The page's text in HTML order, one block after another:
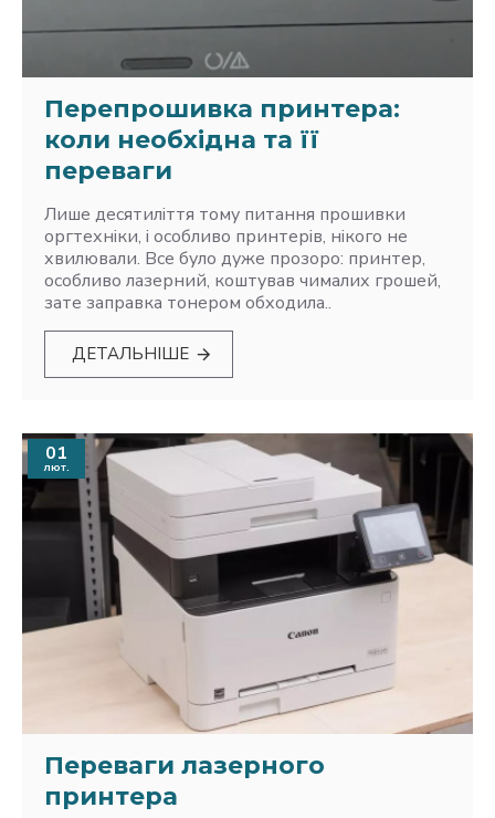
Перепрошивка принтера:
коли необхідна та її
переваги
Лише десятиліття тому питання прошивки
оргтехніки, і особливо принтерів, нікого не
хвилювали. Все було дуже прозоро: принтер,
особливо лазерний, коштував чималих грошей,
зате заправка тонером обходила..
ДЕТАЛЬНІШЕ
01
лют.
Переваги лазерного
принтера